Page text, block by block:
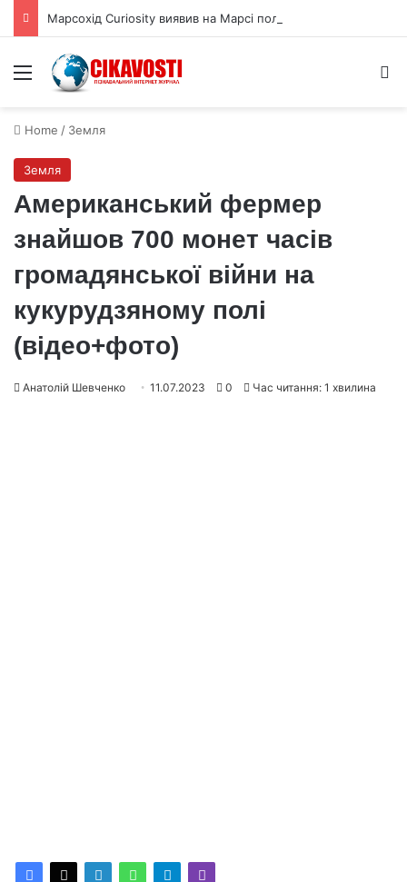
Menu
Home / Земля
Земля
Американський фермер
знайшов 700 монет часів
громадянської війни на
кукурудзяному полі
(відео+фото)
Анатолій Шевченко 11.07.2023 0 Час читання: 1 хвилина